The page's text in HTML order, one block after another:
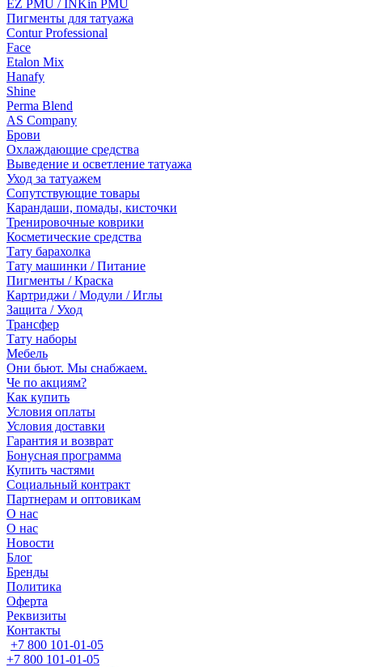
EZ PMU / INKin PMU
Пигменты для татуажа
Contur Professional
Face
Etalon Mix
Hanafy
Shine
Perma Blend
AS Company
Брови
Охлаждающие средства
Выведение и осветление татуажа
Уход за татуажем
Сопутствующие товары
Карандаши, помады, кисточки
Тренировочные коврики
Косметические средства
Тату барахолка
Тату машинки / Питание
Пигменты / Краска
Картриджи / Модули / Иглы
Защита / Уход
Трансфер
Тату наборы
Мебель
Они бьют. Мы снабжаем.
Че по акциям?
Как купить
Условия оплаты
Условия доставки
Гарантия и возврат
Бонусная программа
Купить частями
Социальный контракт
Партнерам и оптовикам
О нас
О нас
Новости
Блог
Бренды
Политика
Оферта
Реквизиты
Контакты
+7 800 101-01-05
+7 800 101-01-05